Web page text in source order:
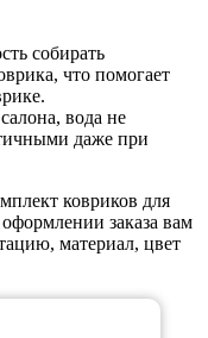
собирать
что помогает
вода не
даже при
ковриков для
заказа вам
материал, цвет
2020, 2021, 2022,